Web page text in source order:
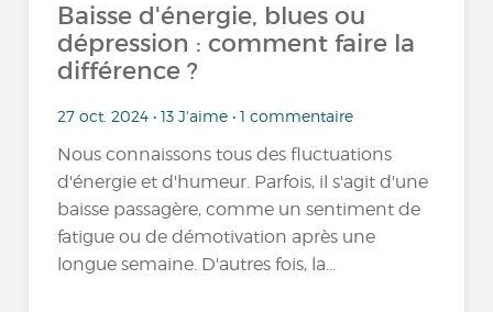
Baisse d'énergie, blues ou
dépression : comment faire la
différence ?
27 oct. 2024 • 13 J'aime • 1 commentaire
Nous connaissons tous des fluctuations
d'énergie et d'humeur. Parfois, il s'agit d'une
baisse passagère, comme un sentiment de
fatigue ou de démotivation après une
longue semaine. D'autres fois, la...